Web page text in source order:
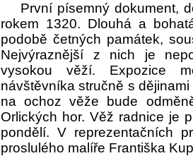
První písemný dokument,
rokem 1320. Dlouhá a
podobě četných památek,
Nejvýraznější z nich je
vysokou věží. Expozice
návštěvníka stručně s
na ochoz věže bude
Orlických hor. Věž radnice je
pondělí. V reprezentačních
proslulého malíře Františka